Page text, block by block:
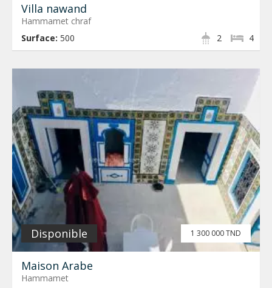
Villa nawand
Hammamet chraf
Surface: 500 4
2
1 300 000 TND
Disponible
Maison Arabe
Hammamet